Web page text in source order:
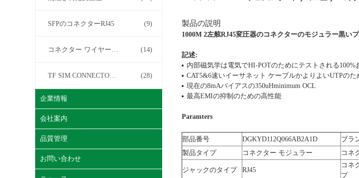
SFPのコネクターRJ45 (9)
コネクター ワイヤー馬具 (14)
TF SIM CONNECTOR について (28)
企業情報
会社案内
品質管理
お問い合わせ
製品の説明
1000M 2左舷RJ45変圧器のコネクターのモジュラー黒い
記述:
内部磁気学は電気でHI-POTのためにテストされる100%
CAT5&6速いイーサネット ケーブルかよりよいUTPのた
現在の8mAバイアスの350uHminimum OCL
最高EMIの抑制のための高性能
Paramters
部品番号 DGKYD112Q066AB2A1D ブラ
製品タイプ
コネクター モジュラー コネ
ジャックのタイプ RJ45
コネ
プ